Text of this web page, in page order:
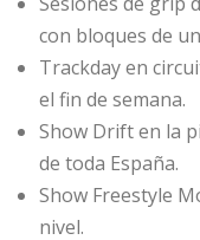
con bloques de
Trackday en
el fin de semana.
Show Drift en la
de toda España.
Show Freestyle
nivel.